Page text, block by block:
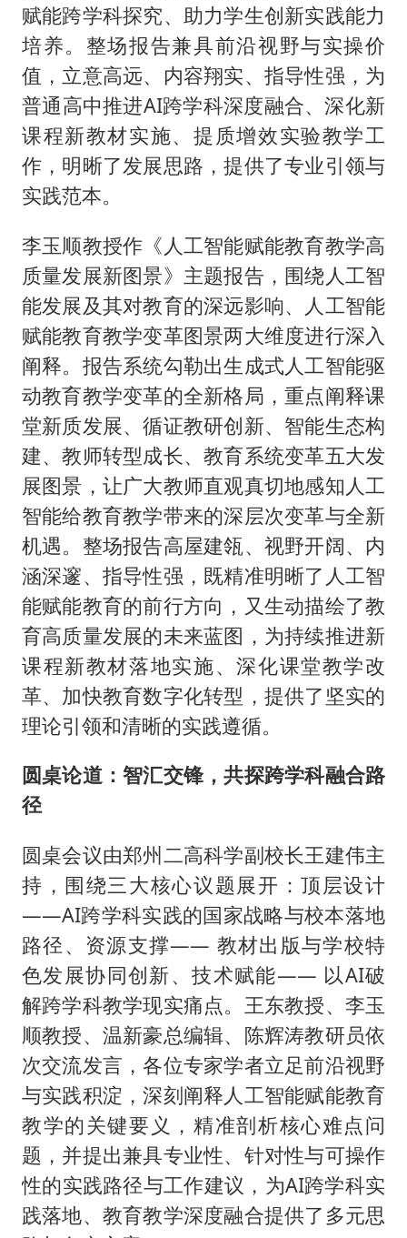
赋能跨学科探究、助力学生创新实践能力
培养。整场报告兼具前沿视野与实操价
值，立意高远、内容翔实、指导性强，为
普通高中推进AI跨学科深度融合、深化新
课程新教材实施、提质增效实验教学工
作，明晰了发展思路，提供了专业引领与
实践范本。
李玉顺教授作《人工智能赋能教育教学高
质量发展新图景》主题报告，围绕人工智
能发展及其对教育的深远影响、人工智能
赋能教育教学变革图景两大维度进行深入
阐释。报告系统勾勒出生成式人工智能驱
动教育教学变革的全新格局，重点阐释课
堂新质发展、循证教研创新、智能生态构
建、教师转型成长、教育系统变革五大发
展图景，让广大教师直观真切地感知人工
智能给教育教学带来的深层次变革与全新
机遇。整场报告高屋建瓴、视野开阔、内
涵深邃、指导性强，既精准明晰了人工智
能赋能教育的前行方向，又生动描绘了教
育高质量发展的未来蓝图，为持续推进新
课程新教材落地实施、深化课堂教学改
革、加快教育数字化转型，提供了坚实的
理论引领和清晰的实践遵循。
圆桌论道：智汇交锋，共探跨学科融合路
径
圆桌会议由郑州二高科学副校长王建伟主
持，围绕三大核心议题展开：顶层设计
——AI跨学科实践的国家战略与校本落地
路径、资源支撑—— 教材出版与学校特
色发展协同创新、技术赋能—— 以AI破
解跨学科教学现实痛点。王东教授、李玉
顺教授、温新豪总编辑、陈辉涛教研员依
次交流发言，各位专家学者立足前沿视野
与实践积淀，深刻阐释人工智能赋能教育
教学的关键要义，精准剖析核心难点问
题，并提出兼具专业性、针对性与可操作
性的实践路径与工作建议，为AI跨学科实
践落地、教育教学深度融合提供了多元思